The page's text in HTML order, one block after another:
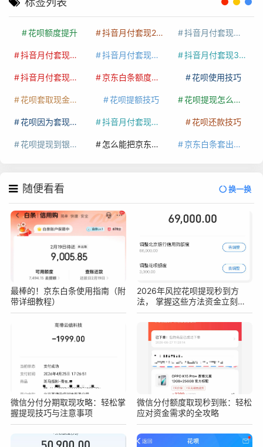
花呗额度提升 抖音月付套现24小时接单 抖音月付套现怎么套
抖音月付套现多少手续费 抖音月付套现商家有哪些 抖音月付套现30秒技巧
抖音月付套现最新方法 京东白条额度提升 花呗使用技巧
花呗套取现金最佳方法 花呗提额技巧 花呗提现怎么操作
花呗因为套现被限额了这种情况要多久才会好 抖音月付套现秒回100起 花呗还款技巧
花呗提现到银行卡 怎么能把京东白条额度钱套出来 京东白条套出来手续费多少
随便看看 换一换
最棒的！京东白条使用指南（附
带详细教程）
2026年风控花呗提现秒到方
法， 掌握这些方法资金立刻到
手
微信分付分期取现攻略：轻松掌
握提现技巧与注意事项
微信分付额度取现秒到账：轻松
应对资金需求的全攻略